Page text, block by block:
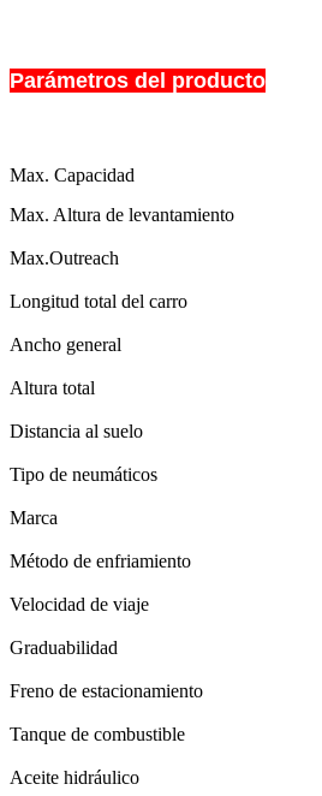
Parámetros del producto
Max. Capacidad
Max. Altura de levantamiento
Max.Outreach
Longitud total del carro
Ancho general
Altura total
Distancia al suelo
Tipo de neumáticos
Marca
Método de enfriamiento
Velocidad de viaje
Graduabilidad
Freno de estacionamiento
Tanque de combustible
Aceite hidráulico